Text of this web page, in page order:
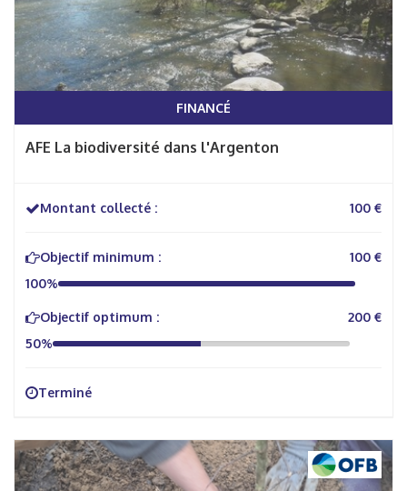
FINANCÉ
AFE La biodiversité dans l'Argenton
Montant collecté : 100 €
Objectif minimum :
100 €
100%
Objectif optimum :
200 €
50%
Terminé